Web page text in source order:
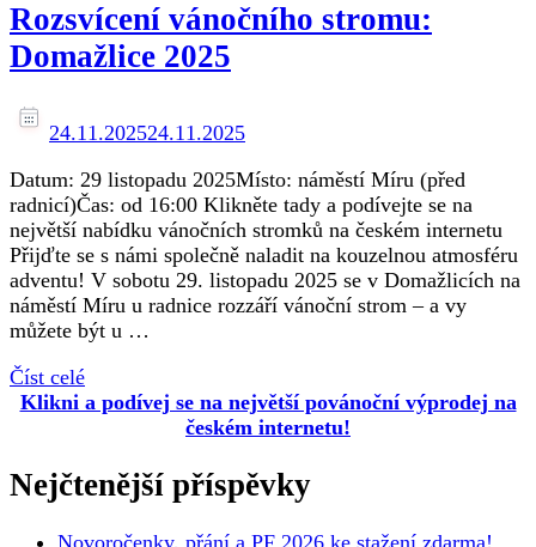
Rozsvícení vánočního stromu:
Domažlice 2025
24.11.202524.11.2025
Datum: 29 listopadu 2025Místo: náměstí Míru (před
radnicí)Čas: od 16:00 Klikněte tady a podívejte se na
největší nabídku vánočních stromků na českém internetu
Přijďte se s námi společně naladit na kouzelnou atmosféru
adventu! V sobotu 29. listopadu 2025 se v Domažlicích na
náměstí Míru u radnice rozzáří vánoční strom – a vy
můžete být u …
Číst celé
Klikni a podívej se na největší povánoční výprodej na
českém internetu!
Nejčtenější příspěvky